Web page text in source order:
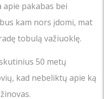
pakabas bei
kam nors įdomi, mat
tobulą važiuoklę.
50 metų
kad nebeliktų apie ką